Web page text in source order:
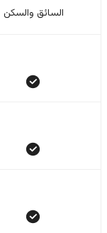
السائق والسکن